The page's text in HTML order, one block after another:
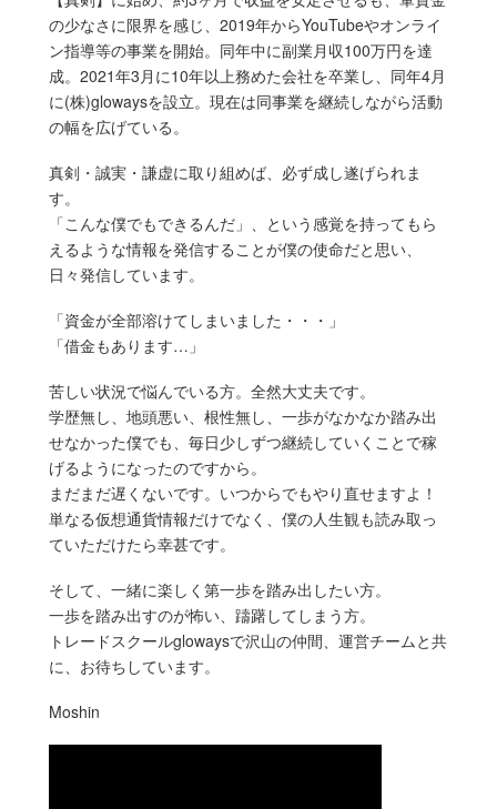
の少なさに限界を感じ、2019年からYouTubeやオンライ
ン指導等の事業を開始。同年中に副業月収100万円を達
成。2021年3月に10年以上務めた会社を卒業し、同年4月
に(株)glowaysを設立。現在は同事業を継続しながら活動
の幅を広げている。
真剣・誠実・謙虚に取り組めば、必ず成し遂げられま
す。
「こんな僕でもできるんだ」、という感覚を持ってもら
えるような情報を発信することが僕の使命だと思い、
日々発信しています。
「資金が全部溶けてしまいました・・・」
「借金もあります…」
苦しい状況で悩んでいる方。全然大丈夫です。
学歴無し、地頭悪い、根性無し、一歩がなかなか踏み出
せなかった僕でも、毎日少しずつ継続していくことで稼
げるようになったのですから。
まだまだ遅くないです。いつからでもやり直せますよ！
単なる仮想通貨情報だけでなく、僕の人生観も読み取っ
ていただけたら幸甚です。
そして、一緒に楽しく第一歩を踏み出したい方。
一歩を踏み出すのが怖い、躊躇してしまう方。
トレードスクールglowaysで沢山の仲間、運営チームと共
に、お待ちしています。
Moshin